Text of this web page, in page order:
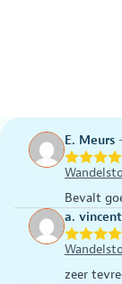
kan
gekozen
worden
productpagina
E. Meurs -
Bevalt
a. vincent
zeer